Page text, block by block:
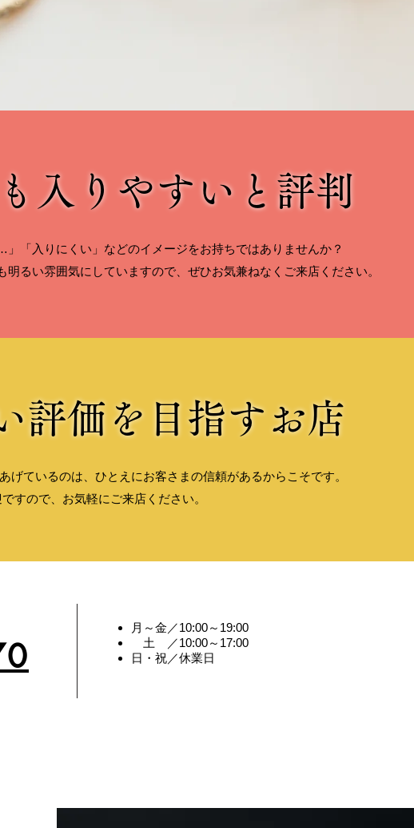
入りやすいと評判
「入りにくい」などのイメージをお持ちではありませんか？
るい雰囲気にしていますので、ぜひお気兼ねなくご来店ください。
評価を目指すお店
げているのは、ひとえにお客さまの信頼があるからこそです。
すので、お気軽にご来店ください。
月～金／10:00～19:00
土 ／10:00～17:00
​日・祝／休業日